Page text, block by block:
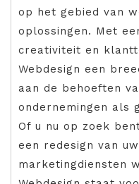
op het gebied van
oplossingen. Met
creativiteit en
Webdesign een
aan de behoeften
ondernemingen als
Of u nu op zoek
een redesign van
marketingdiensten